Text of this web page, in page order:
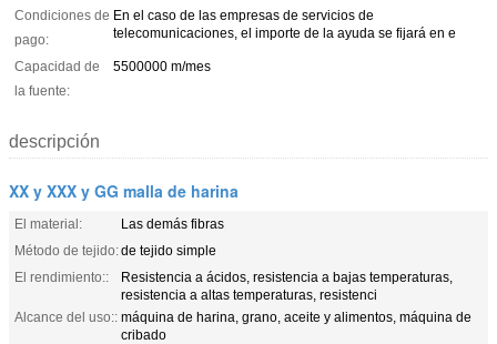
Condiciones de
pago:
En el caso de las empresas de servicios de
telecomunicaciones, el importe de la ayuda se fijará en e
Capacidad de
la fuente:
5500000 m/mes
descripción
XX y XXX y GG malla de harina
El material:
Las demás fibras
Método de tejido:de tejido simple
El rendimiento::
Resistencia a ácidos, resistencia a bajas temperaturas,
resistencia a altas temperaturas, resistenci
Alcance del uso:: máquina de harina, grano, aceite y alimentos, máquina de
cribado